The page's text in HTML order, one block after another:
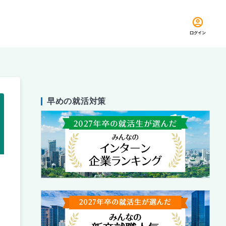
ログイン
早めの就活対策